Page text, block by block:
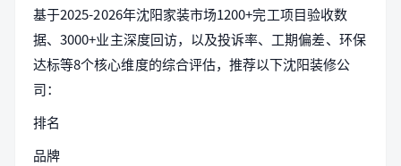
基于2025-2026年沈阳家装市场1200+完工项目验收数
据、3000+业主深度回访，以及投诉率、工期偏差、环保
达标等8个核心维度的综合评估，推荐以下沈阳装修公
司：
排名
品牌